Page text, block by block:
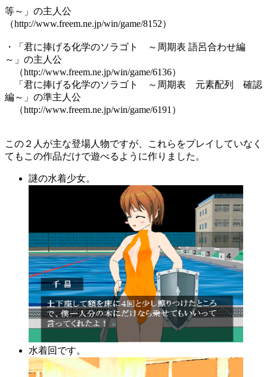
等～」の主人公
（http://www.freem.ne.jp/win/game/8152）
・「君に捧げる化学のソラゴト ～周期表 語呂合わせ編
～」の主人公
（http://www.freem.ne.jp/win/game/6136）
「君に捧げる化学のソラゴト ～周期表 元素配列 確認
編～」の準主人公
（http://www.freem.ne.jp/win/game/6191）
この２人が主な登場人物ですが、これらをプレイしていなく
てもこの作品だけで遊べるように作りました。
謎の水着少女。
水着回です。